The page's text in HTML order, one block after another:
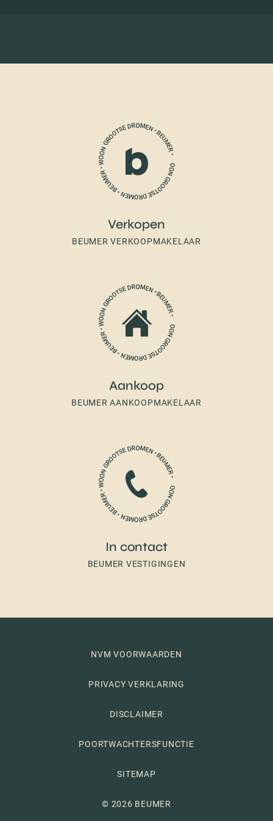
Verkopen
BEUMER VERKOOPMAKELAAR
Aankoop
BEUMER AANKOOPMAKELAAR
In contact
BEUMER VESTIGINGEN
NVM VOORWAARDEN
PRIVACY VERKLARING
DISCLAIMER
POORTWACHTERSFUNCTIE
SITEMAP
© 2026 BEUMER